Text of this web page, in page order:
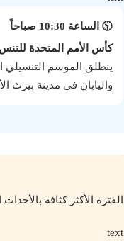
🕥 الساعة 10:30 صباحاً
كأس الأمم المتحدة للتنس
ينطلق الموسم التنسيلي
واليابان في مدينة بيرث
الفترة الأكثر كثافة
text